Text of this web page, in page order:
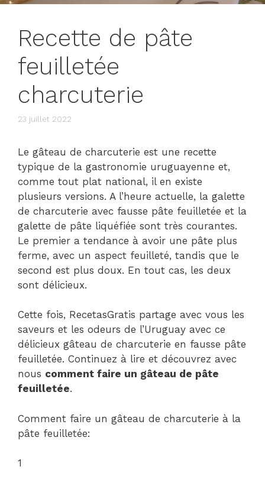
Recette de pâte
feuilletée
charcuterie
23 juillet 2022
Le gâteau de charcuterie est une recette
typique de la gastronomie uruguayenne et,
comme tout plat national, il en existe
plusieurs versions. A l’heure actuelle, la galette
de charcuterie avec fausse pâte feuilletée et la
galette de pâte liquéfiée sont très courantes.
Le premier a tendance à avoir une pâte plus
ferme, avec un aspect feuilleté, tandis que le
second est plus doux. En tout cas, les deux
sont délicieux.
Cette fois, RecetasGratis partage avec vous les
saveurs et les odeurs de l’Uruguay avec ce
délicieux gâteau de charcuterie en fausse pâte
feuilletée. Continuez à lire et découvrez avec
nous comment faire un gâteau de pâte
feuilletée.
Comment faire un gâteau de charcuterie à la
pâte feuilletée:
1